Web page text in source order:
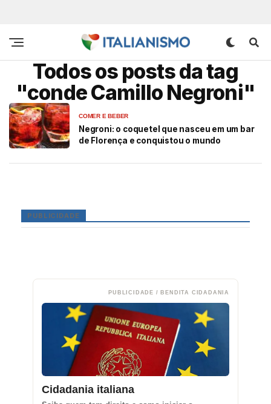
Todos os posts da tag
"conde Camillo Negroni"
COMER E BEBER
Negroni: o coquetel que nasceu em um bar
de Florença e conquistou o mundo
PUBLICIDADE
PUBLICIDADE / BENDITA CIDADANIA
Cidadania italiana